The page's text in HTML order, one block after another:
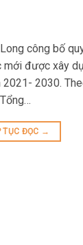
công bố
được xây
2030.
TỤC ĐỌC →